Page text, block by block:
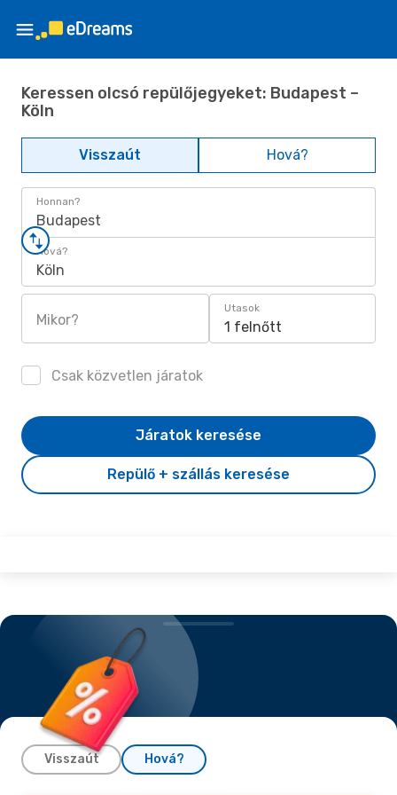
Keressen olcsó repülőjegyeket: Budapest –
Köln
Visszaút Hová?
Honnan?
Budapest
Hová?
Köln
Mikor?
Utasok
1 felnőtt
Csak közvetlen járatok
Repülő + szállás keresése
Járatok keresése
Visszaút Hová?